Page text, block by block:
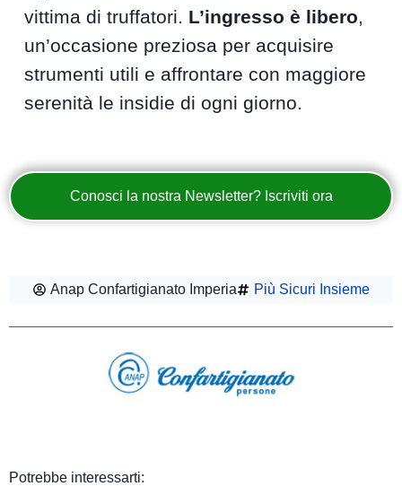
vittima di truffatori. L’ingresso è libero,
un’occasione preziosa per acquisire
strumenti utili e affrontare con maggiore
serenità le insidie di ogni giorno.
Conosci la nostra Newsletter? Iscriviti ora
Anap Confartigianato Imperia Più Sicuri Insieme
Potrebbe interessarti: